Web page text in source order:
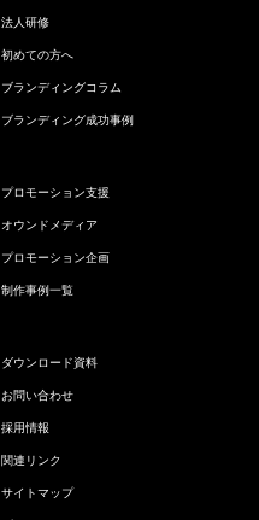
法人研修
初めての方へ
ブランディングコラム
ブランディング成功事例
プロモーション支援
オウンドメディア
プロモーション企画
制作事例一覧
ダウンロード資料
お問い合わせ
採用情報
関連リンク
サイトマップ